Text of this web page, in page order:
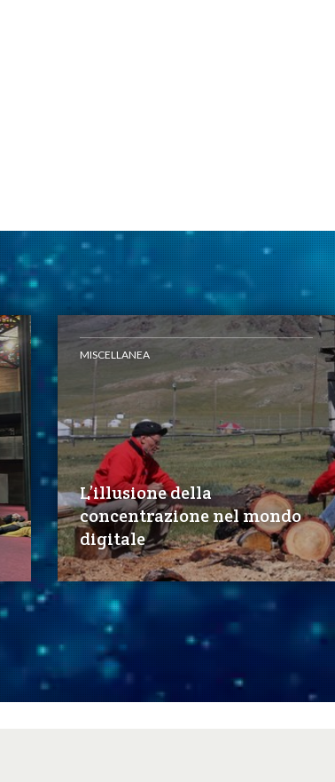
MISCELLANEA
L’illusione della
concentrazione nel mondo
digitale